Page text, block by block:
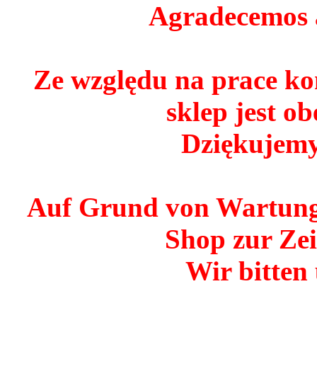
Agradecemos
Ze względu na prace
sklep jest
Auf Grund von
Shop zur
Wir bitten